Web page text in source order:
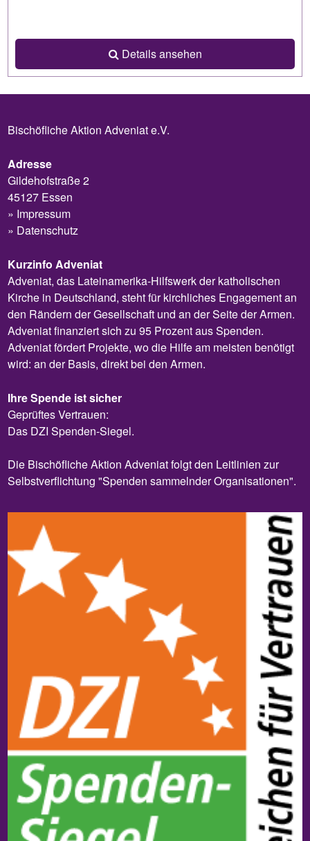
Details ansehen
Bischöfliche Aktion Adveniat e.V.
Adresse
Gildehofstraße 2
45127 Essen
Impressum
Datenschutz
Kurzinfo Adveniat
Adveniat, das Lateinamerika-Hilfswerk der katholischen
Kirche in Deutschland, steht für kirchliches Engagement an
den Rändern der Gesellschaft und an der Seite der Armen.
Adveniat finanziert sich zu 95 Prozent aus Spenden.
Adveniat fördert Projekte, wo die Hilfe am meisten benötigt
wird: an der Basis, direkt bei den Armen.
Ihre Spende ist sicher
Geprüftes Vertrauen:
Das DZI Spenden-Siegel.
Die Bischöfliche Aktion Adveniat folgt den Leitlinien zur
Selbstverflichtung "Spenden sammelnder Organisationen".